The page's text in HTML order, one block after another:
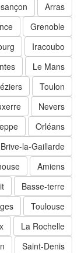
Arras
Besançon
Grenoble
Iracoubo
Le Mans
Nantes
Toulon
Béziers
Nevers
Auxerre
Orléans
Dieppe
Brive-la-Gaillarde
Amiens
Basse-terre
Toulouse
La Rochelle
Saint-Denis
Lyon